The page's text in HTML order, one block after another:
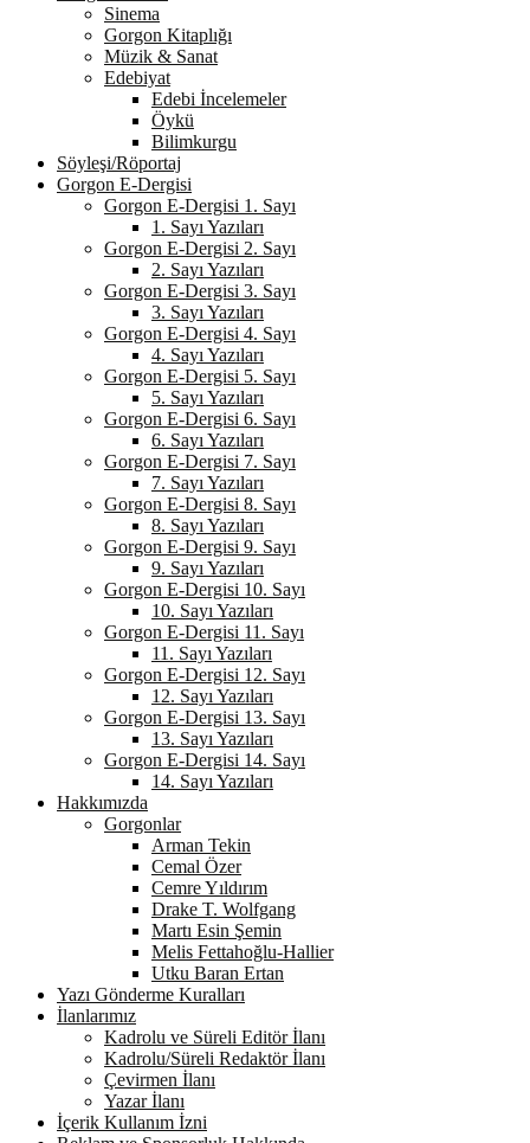
Sinema
Gorgon Kitaplığı
Müzik & Sanat
Edebiyat
Edebi İncelemeler
Öykü
Bilimkurgu
Söyleşi/Röportaj
Gorgon E-Dergisi
Gorgon E-Dergisi 1. Sayı
1. Sayı Yazıları
Gorgon E-Dergisi 2. Sayı
2. Sayı Yazıları
Gorgon E-Dergisi 3. Sayı
3. Sayı Yazıları
Gorgon E-Dergisi 4. Sayı
4. Sayı Yazıları
Gorgon E-Dergisi 5. Sayı
5. Sayı Yazıları
Gorgon E-Dergisi 6. Sayı
6. Sayı Yazıları
Gorgon E-Dergisi 7. Sayı
7. Sayı Yazıları
Gorgon E-Dergisi 8. Sayı
8. Sayı Yazıları
Gorgon E-Dergisi 9. Sayı
9. Sayı Yazıları
Gorgon E-Dergisi 10. Sayı
10. Sayı Yazıları
Gorgon E-Dergisi 11. Sayı
11. Sayı Yazıları
Gorgon E-Dergisi 12. Sayı
12. Sayı Yazıları
Gorgon E-Dergisi 13. Sayı
13. Sayı Yazıları
Gorgon E-Dergisi 14. Sayı
14. Sayı Yazıları
Hakkımızda
Gorgonlar
Arman Tekin
Cemal Özer
Cemre Yıldırım
Drake T. Wolfgang
Martı Esin Şemin
Melis Fettahoğlu-Hallier
Utku Baran Ertan
Yazı Gönderme Kuralları
İlanlarımız
Kadrolu ve Süreli Editör İlanı
Kadrolu/Süreli Redaktör İlanı
Çevirmen İlanı
Yazar İlanı
İçerik Kullanım İzni